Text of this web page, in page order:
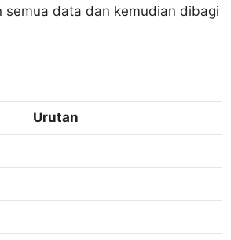
data dan kemudian dibagi
Urutan